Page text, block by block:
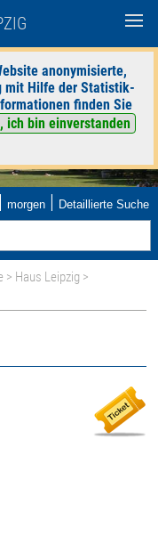
anonymisierte,
mit Hilfe der Statistik-
finden Sie
ich bin einverstanden
| morgen | Detaillierte Suche
> Haus Leipzig >